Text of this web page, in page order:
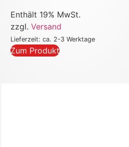
Enthält 19% MwSt.
zzgl.Versand
Lieferzeit: ca. 2-3 Werktage
Zum Produkt